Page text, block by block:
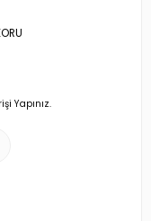
Yapınız.